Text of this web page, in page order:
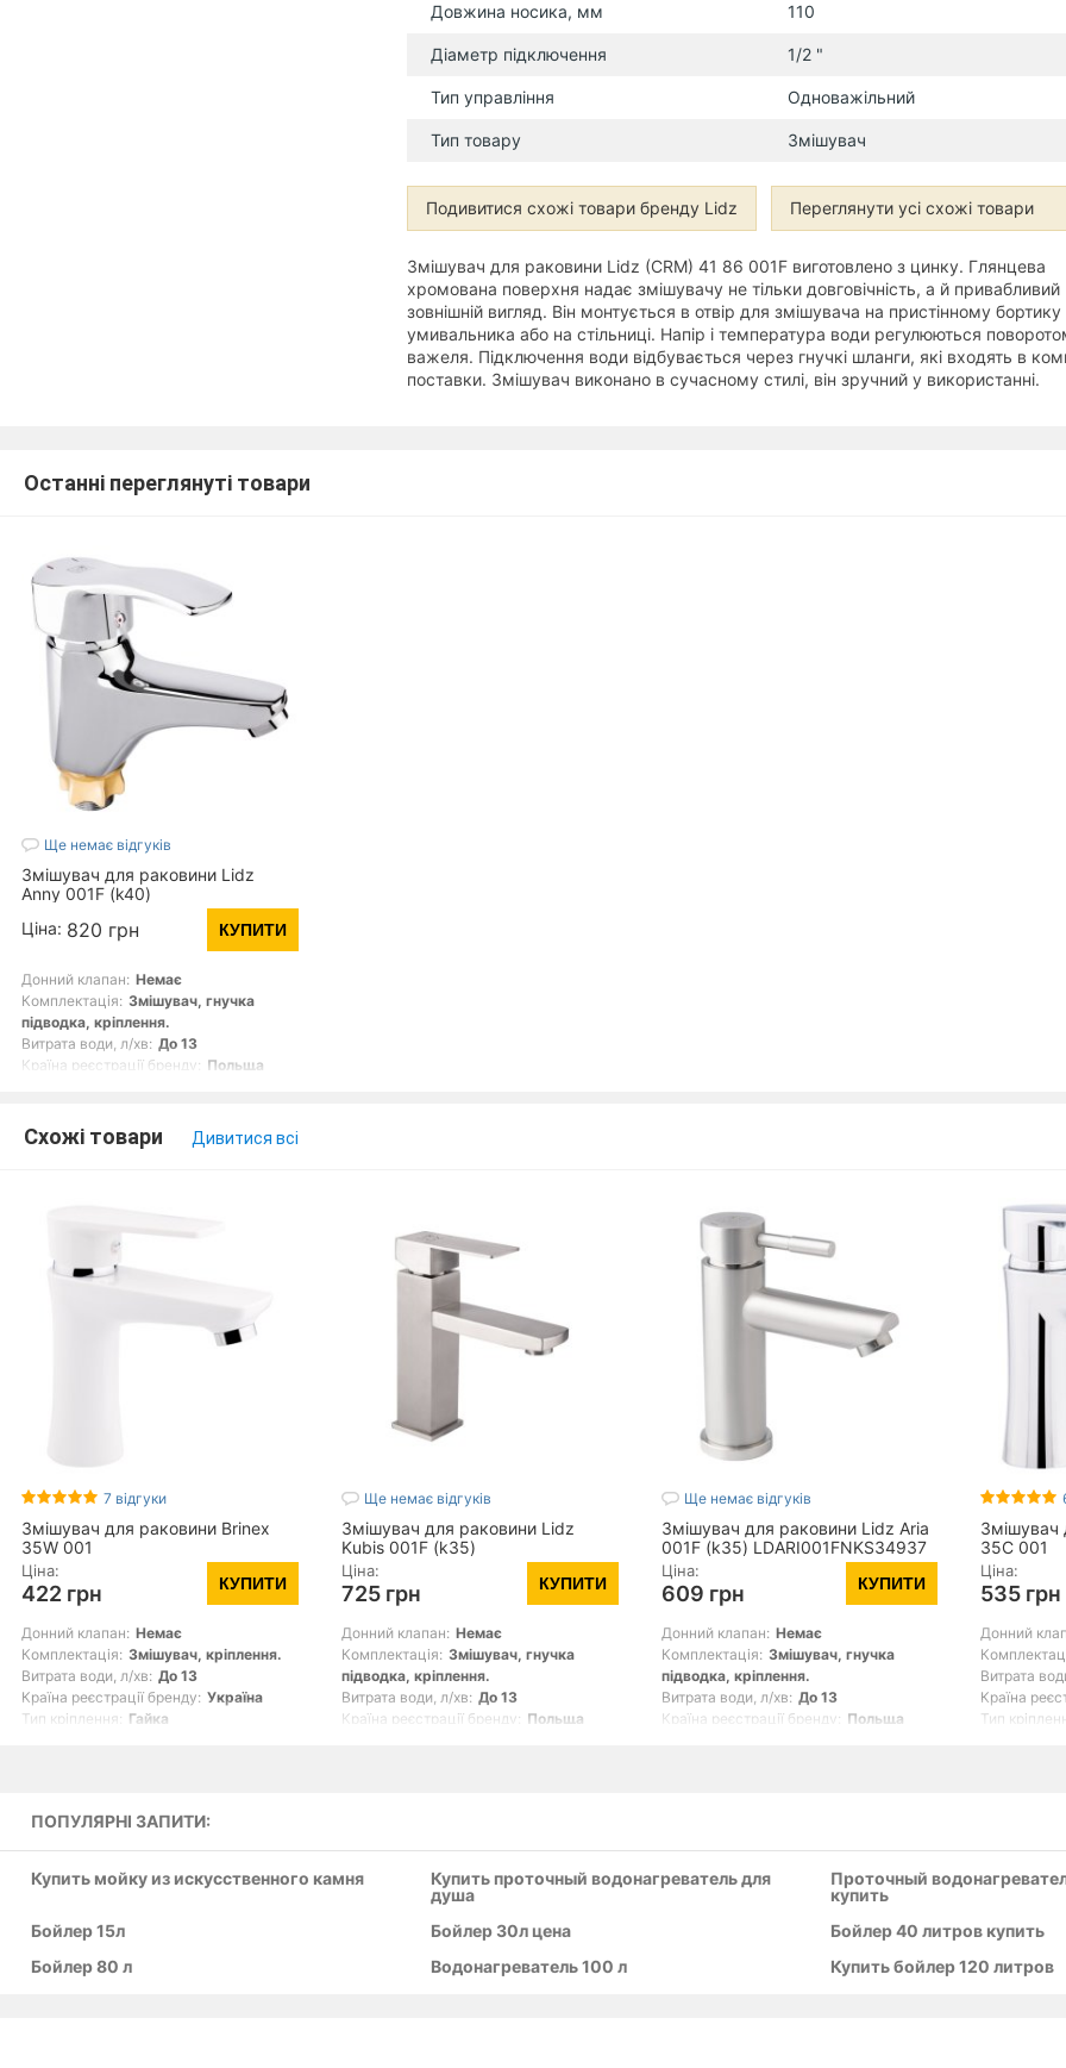
Довжина носика, мм 110
Діаметр підключення 1/2 "
Тип управління Одноважільний
Тип товару Змішувач
Подивитися схожі товари бренду Lidz Переглянути усі схожі товари
Змішувач для раковини Lidz (CRM) 41 86 001F виготовлено з цинку. Глянцева
хромована поверхня надає змішувачу не тільки довговічність, а й привабливий
зовнішній вигляд. Він монтується в отвір для змішувача на пристінному бортику
умивальника або на стільниці. Напір і температура води регулюються
важеля. Підключення води відбувається через гнучкі шланги, які входять в
поставки. Змішувач виконано в сучасному стилі, він зручний у використанні.
Останні переглянуті товари
Ще немає відгуків
Змішувач для раковини Lidz
Anny 001F (k40)
LDANN001FCRM35119 Chrome
Ціна: 820 грн КУПИТИ
Донний клапан: Немає
Комплектація: Змішувач, гнучка
підводка, кріплення.
Витрата води, л/хв: До 13
Країна реєстрації бренду: Польща
Схожі товари Дивитися всі
7 відгуки
Змішувач для раковини Brinex
35W 001
Ціна:
422 грн КУПИТИ
Донний клапан: Немає
Комплектація: Змішувач, кріплення.
Витрата води, л/хв: До 13
Країна реєстрації бренду: Україна
Тип кріплення: Гайка
Ще немає відгуків
Змішувач для раковини Lidz
Kubis 001F (k35)
LDKUB001FNKS28534 Nickel
Ціна:
725 грн КУПИТИ
Донний клапан: Немає
Комплектація: Змішувач, гнучка
підводка, кріплення.
Витрата води, л/хв: До 13
Країна реєстрації бренду: Польща
Ще немає відгуків
Змішувач для раковини Lidz Aria
001F (k35) LDARI001FNKS34937
Nickel
Ціна:
609 грн КУПИТИ
Донний клапан: Немає
Комплектація: Змішувач, гнучка
підводка, кріплення.
Витрата води, л/хв: До 13
Країна реєстрації бренду: Польща
Змішувач
35С 001
Ціна:
535 грн
Донний
Витрата
Країна
Тип
ПОПУЛЯРНІ ЗАПИТИ:
Купить мойку из искусственного камня
Купить проточный водонагреватель для
душа
Проточный
купить
Бойлер 15л Бойлер 30л цена Бойлер 40 литров купить
Бойлер 80 л
Водонагреватель 100 л Купить бойлер 120 литров